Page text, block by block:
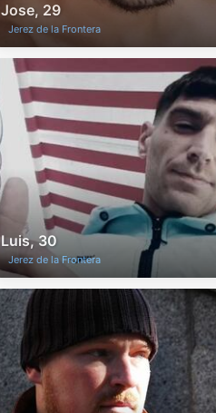
Jose, 29
Jerez de la Frontera
Luis, 30
Jerez de la Frontera